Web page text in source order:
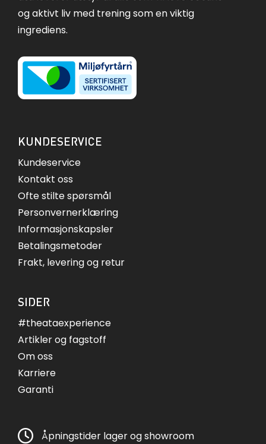
og aktivt liv med trening som en viktig
ingrediens.
KUNDESERVICE
Kundeservice
Kontakt oss
Ofte stilte spørsmål
Personvernerklæring
Informasjonskapsler
Betalingsmetoder
Frakt, levering og retur
SIDER
#theataexperience
Artikler og fagstoff
Om oss
Karriere
Garanti
Åpningstider lager og showroom